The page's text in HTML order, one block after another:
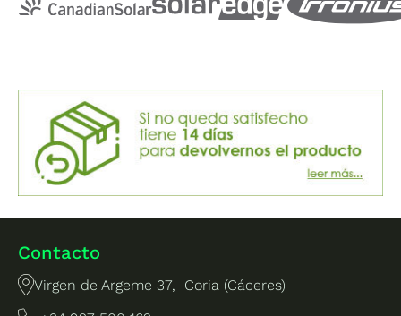
Contacto
Virgen de Argeme 37, Coria (Cáceres)